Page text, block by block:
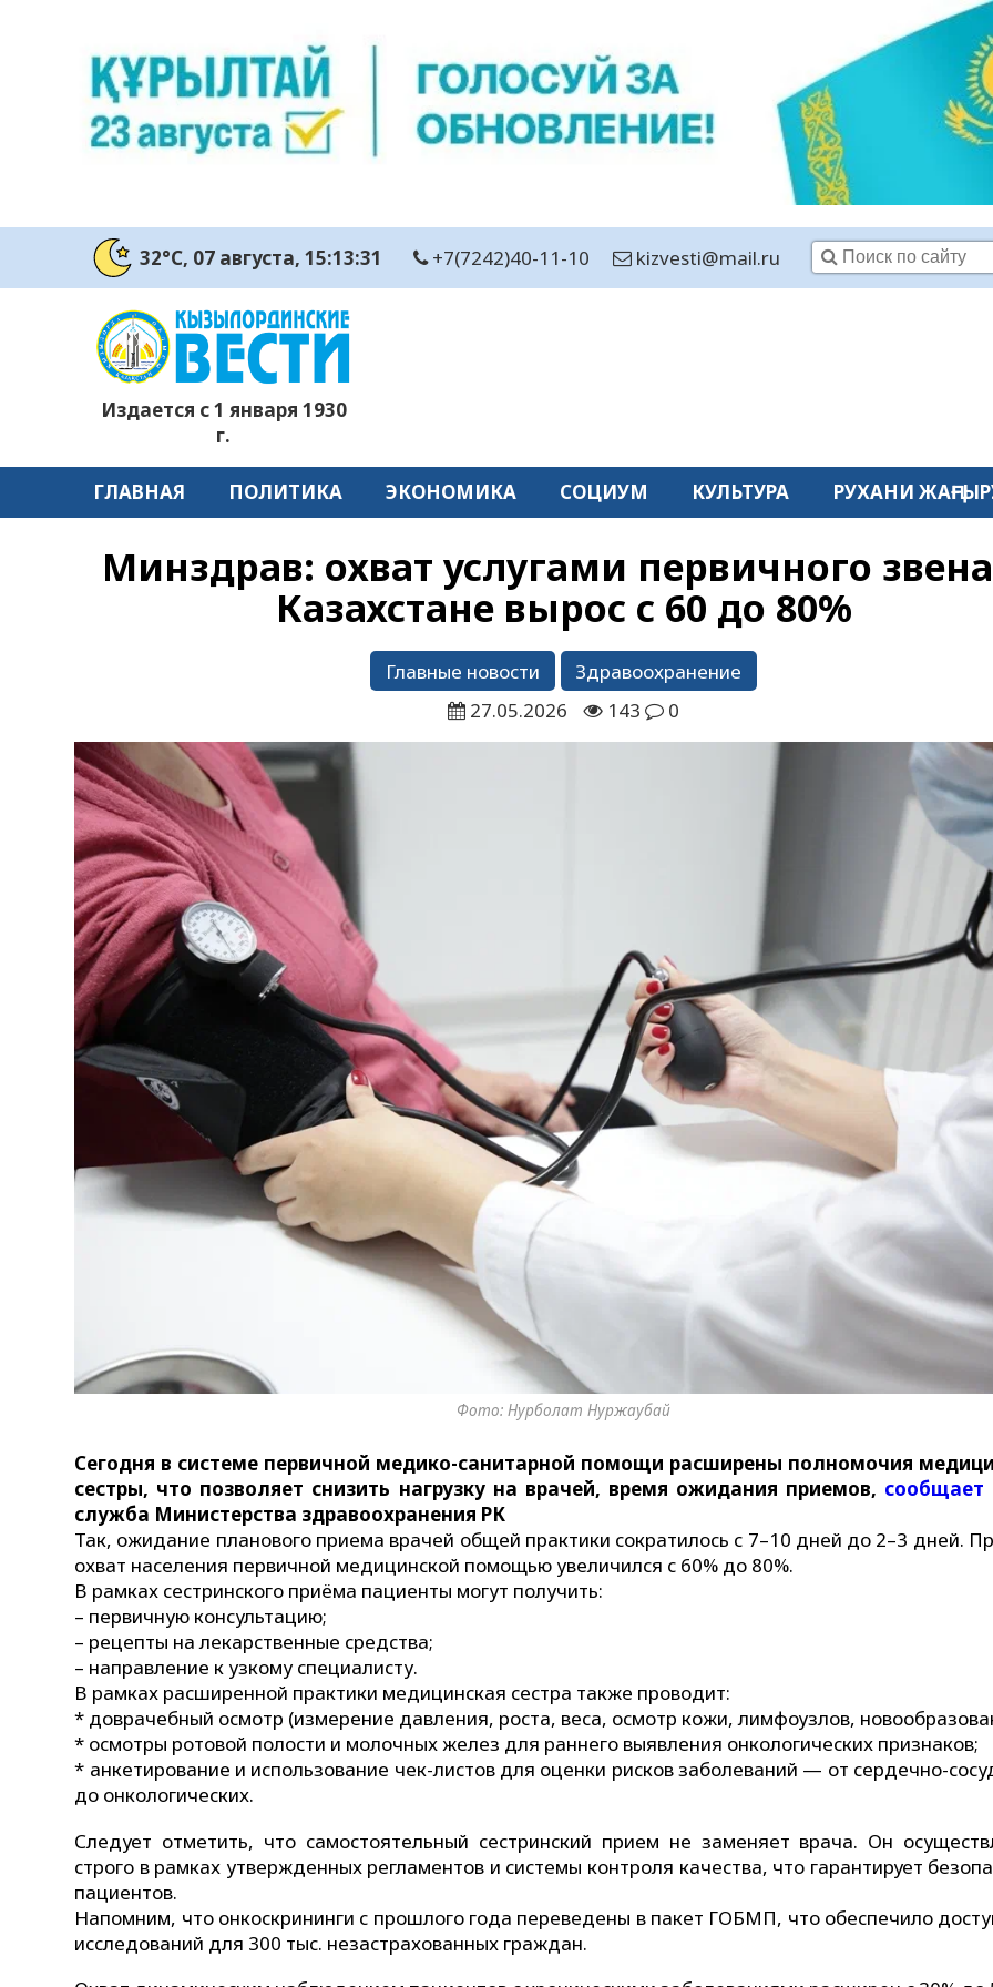
32°C, 07 августа, 15:13:31 +7(7242)40-11-10 kizvesti@mail.ru
Издается с 1 января 1930
г.
ГЛАВНАЯ ПОЛИТИКА ЭКОНОМИКА СОЦИУМ КУЛЬТУРА РУХАНИ
Минздрав: охват услугами первичного
Казахстане вырос с 60 до 80%
Главные новости
Здравоохранение
27.05.2026
143 0
Фото: Нурболат Нуржаубай
Сегодня в системе первичной медико-санитарной помощи расширены полномочия
сестры, что позволяет снизить нагрузку на врачей, время ожидания приемов, сообщает
служба Министерства здравоохранения РК
Так, ожидание планового приема врачей общей практики сократилось с 7–10 дней до 2–3 дней.
охват населения первичной медицинской помощью увеличился с 60% до 80%.
В рамках сестринского приёма пациенты могут получить:
– первичную консультацию;
– рецепты на лекарственные средства;
– направление к узкому специалисту.
В рамках расширенной практики медицинская сестра также проводит:
* доврачебный осмотр (измерение давления, роста, веса, осмотр кожи, лимфоузлов,
* осмотры ротовой полости и молочных желез для раннего выявления онкологических признаков;
* анкетирование и использование чек-листов для оценки рисков заболеваний — от сердечно-
до онкологических.
Следует отметить, что самостоятельный сестринский прием не заменяет врача. Он
строго в рамках утвержденных регламентов и системы контроля качества, что гарантирует
пациентов.
Напомним, что онкоскрининги с прошлого года переведены в пакет ГОБМП, что обеспечило
исследований для 300 тыс. незастрахованных граждан.